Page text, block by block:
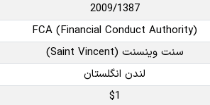
2009/1387
FCA (Financial Conduct Authority)
سنت وینسنت (Saint Vincent)
لندن انگلستان
$1